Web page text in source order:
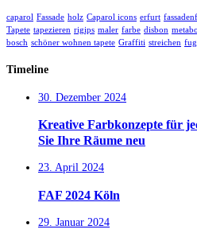
caparol Fassade holz Caparol icons erfurt
Tapete tapezieren rigips maler farbe disbon metabo
bosch schöner wohnen tapete Graffiti streichen
Timeline
30. Dezember 2024
Kreative Farbkonzepte für
Sie Ihre Räume neu
23. April 2024
FAF 2024 Köln
29. Januar 2024